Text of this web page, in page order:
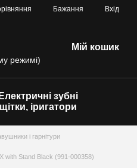
Бажання Вхід
режимі)
Мій кошик
Електричні зубні
щітки, іригатори
і гарнітури
with Stand Black (991-000358)